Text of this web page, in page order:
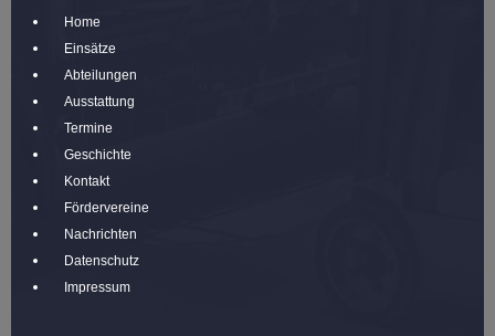
Home
Einsätze
Abteilungen
Ausstattung
Termine
Geschichte
Kontakt
Fördervereine
Nachrichten
Datenschutz
Impressum